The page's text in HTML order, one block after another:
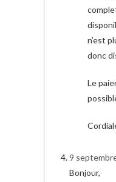
n’est
donc
Le
9
Bonjour,